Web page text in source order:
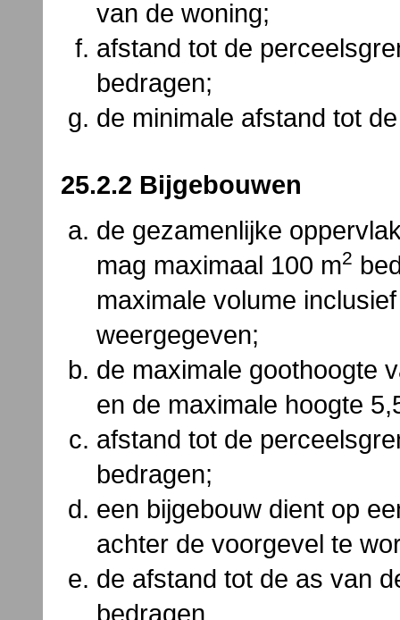
van de woning;
afstand tot de
bedragen;
de minimale afstand tot
25.2.2 Bijgebouwen
de gezamenlijke
mag maximaal 100 m2
maximale volume
weergegeven;
de maximale goothoogte
en de maximale hoogte
afstand tot de
bedragen;
een bijgebouw dient op
achter de voorgevel te
de afstand tot de as van
bedragen.